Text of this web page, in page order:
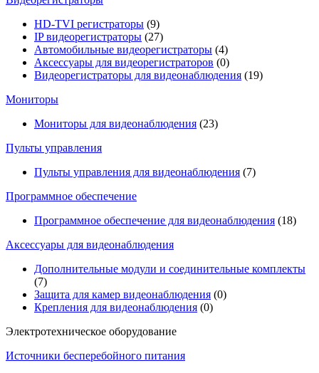
HD-TVI регистраторы (9)
IP видеорегистраторы (27)
Автомобильные видеорегистраторы (4)
Аксессуары для видеорегистраторов (0)
Видеорегистраторы для видеонаблюдения (19)
Мониторы
Мониторы для видеонаблюдения (23)
Пульты управления
Пульты управления для видеонаблюдения (7)
Программное обеспечение
Программное обеспечение для видеонаблюдения (18)
Аксессуары для видеонаблюдения
Дополнительные модули и соединительные комплекты
(7)
Защита для камер видеонаблюдения (0)
Крепления для видеонаблюдения (0)
Электротехническое оборудование
Источники бесперебойного питания